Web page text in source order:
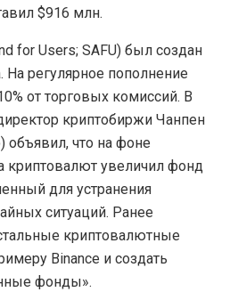
$916 млн.
for Users; SAFU) был создан
регулярное пополнение
от торговых комиссий. В
криптобиржи Чанпен
объявил, что на фоне
криптовалют увеличил фонд
для устранения
ситуаций. Ранее
криптовалютные
Binance и создать
фонды».